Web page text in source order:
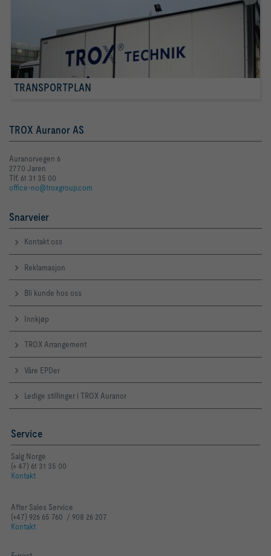
TRANSPORTPLAN
TROX Auranor AS
Auranorvegen 6
2770 Jaren
Tlf. 61 31 35 00
office-no@troxgroup.com
Snarveier
Kontakt oss
Reklamasjon
Bli kunde hos oss
Innkjøp
TROX Arrangement
Våre EPDer
Ledige stillinger i TROX Auranor
Service
Salg Norge
(+ 47) 61 31 35 00
Kontakt
After Sales Service
(+47) 926 65 760 / 908 26 207
Kontakt